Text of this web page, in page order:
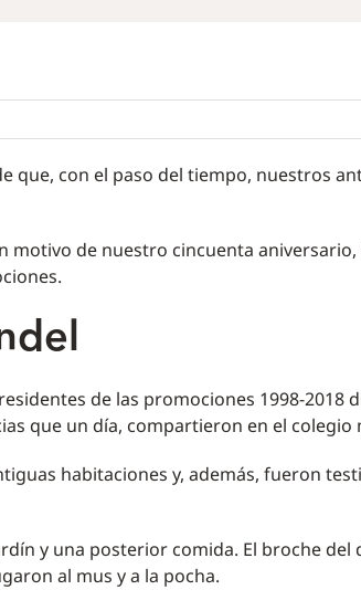
que, con el paso del tiempo, nuestros
motivo de nuestro cincuenta
de las promociones 1998-2018
que un día, compartieron en el colegio
habitaciones y, además, fueron
y una posterior comida. El broche del
al mus y a la pocha.